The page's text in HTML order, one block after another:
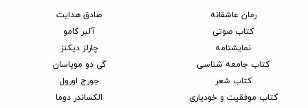
رمان عاشقانه
کتاب‌ صوتی
نمایشنامه
کتاب جامعه شناسی
کتاب شعر
کتاب موفقیت و خودیاری
صادق هدایت
آلبر کامو
چارلز دیکنز
گی دو موپاسان
جورج اورول
الکساندر دوما